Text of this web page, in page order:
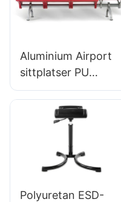
Aluminium Airport
sittplatser PU
Väntestol för
Airport Lounge
Lounge LC098
anpassad av Hewei
Polyuretan ESD-